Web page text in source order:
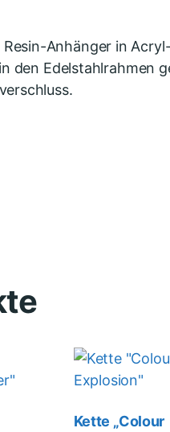
Anhänger in
den Edelstahlrahmen
Kette „Colour